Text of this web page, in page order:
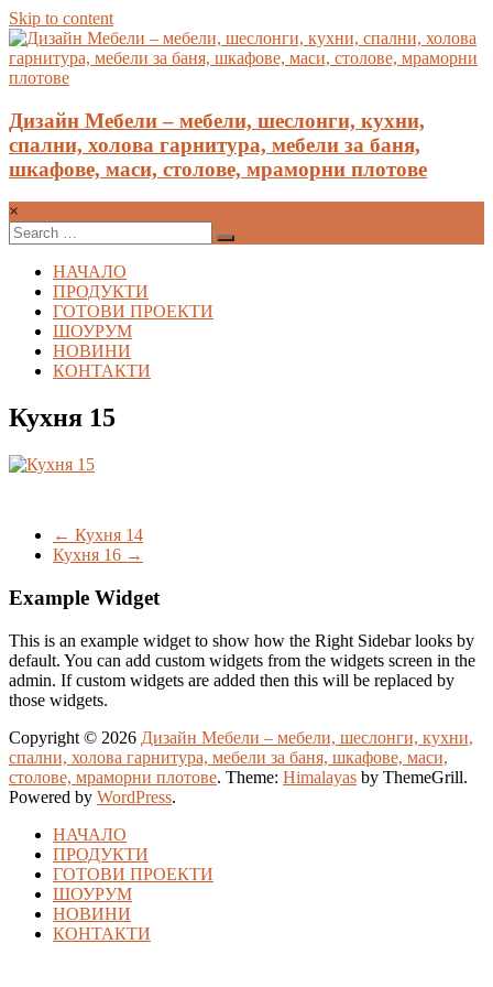
Skip to content
Дизайн Мебели – мебели, шеслонги, кухни,
спални, холова гарнитура, мебели за баня,
шкафове, маси, столове, мраморни плотове
×
НАЧАЛО
ПРОДУКТИ
ГОТОВИ ПРОЕКТИ
ШОУРУМ
НОВИНИ
КОНТАКТИ
Кухня 15
← Кухня 14
Кухня 16 →
Example Widget
This is an example widget to show how the Right Sidebar looks by
default. You can add custom widgets from the widgets screen in the
admin. If custom widgets are added then this will be replaced by
those widgets.
Copyright © 2026 Дизайн Мебели – мебели, шеслонги, кухни,
спални, холова гарнитура, мебели за баня, шкафове, маси,
столове, мраморни плотове. Theme: Himalayas by ThemeGrill.
Powered by WordPress.
НАЧАЛО
ПРОДУКТИ
ГОТОВИ ПРОЕКТИ
ШОУРУМ
НОВИНИ
КОНТАКТИ